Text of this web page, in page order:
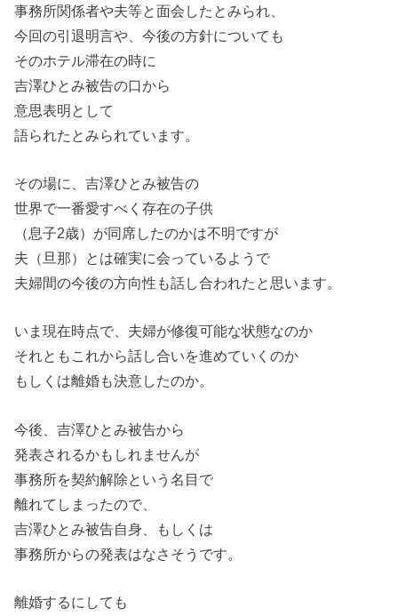
事務所関係者や夫等と面会したとみられ、
今回の引退明言や、今後の方針についても
そのホテル滞在の時に
吉澤ひとみ被告の口から
意思表明として
語られたとみられています。
その場に、吉澤ひとみ被告の
世界で一番愛すべく存在の子供
（息子2歳）が同席したのかは不明ですが
夫（旦那）とは確実に会っているようで
夫婦間の今後の方向性も話し合われたと思います。
いま現在時点で、夫婦が修復可能な状態なのか
それともこれから話し合いを進めていくのか
もしくは離婚も決意したのか。
今後、吉澤ひとみ被告から
発表されるかもしれませんが
事務所を契約解除という名目で
離れてしまったので、
吉澤ひとみ被告自身、もしくは
事務所からの発表はなさそうです。
離婚するにしても